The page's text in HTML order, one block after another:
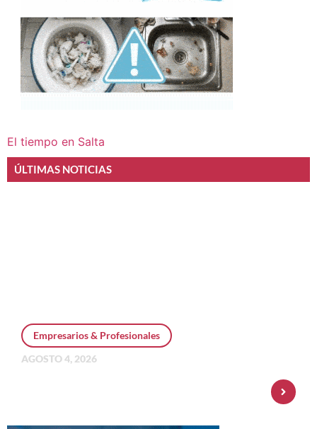
El tiempo en Salta
ÚLTIMAS NOTICIAS
Empresarios & Profesionales
AGOSTO 4, 2026